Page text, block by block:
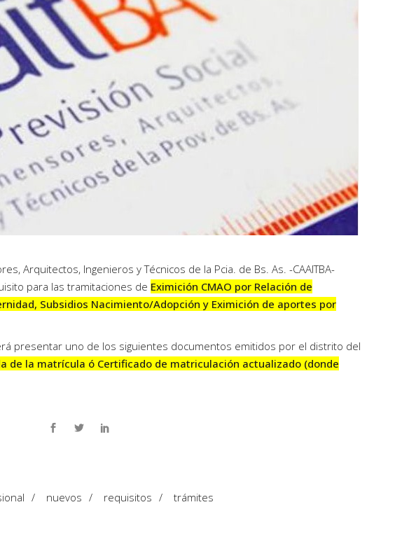
Arquitectos, Ingenieros y Técnicos de la Pcia. de Bs. As. -CAAITBA-
para las tramitaciones de Eximición CMAO por Relación de
Subsidios Nacimiento/Adopción y Eximición de aportes por
presentar uno de los siguientes documentos emitidos por el distrito del
de la matrícula ó Certificado de matriculación actualizado (donde
/ nuevos / requisitos / trámites